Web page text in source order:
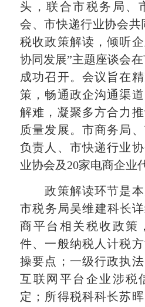
头，联合市税务局、
会、市快递行业协会共
税收政策解读，倾听
协同发展”主题座谈会
成功召开。会议旨在
策，畅通政企沟通渠
解难，凝聚多方合力
质量发展。市商务局
负责人、市快递行业
业协会及20家电商企业
政策解读环节是本
市税务局吴维建科长
商平台相关税收政策
件、一般纳税人计税
操要点；一级行政执
互联网平台企业涉税
定；所得税科科长苏